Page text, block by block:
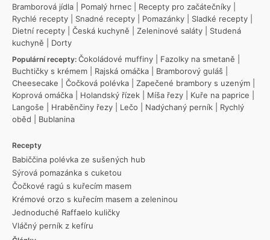
Bramborová jídla
Pomalý hrnec Recepty pro začátečníky
Rychlé recepty
Snadné recepty Pomazánky Sladké recepty
Dietní recepty
Česká kuchyně Zeleninové saláty
Studená
kuchyně
Dorty
Populární recepty: Čokoládové muffiny Fazolky na smetaně
Buchtičky s krémem
Rajská omáčka Bramborový guláš
Cheesecake
Čočková polévka Zapečené brambory s uzeným
Koprová omáčka
Holandský řízek Míša řezy Kuře na paprice
Langoše
Hraběnčiny řezy Lečo Nadýchaný perník
Rychlý
oběd
Bublanina
Recepty
Babiččina polévka ze sušených hub
Sýrová pomazánka s cuketou
Čočkové ragú s kuřecím masem
Krémové orzo s kuřecím masem a zeleninou
Jednoduché Raffaelo kuličky
Vláčný perník z kefíru